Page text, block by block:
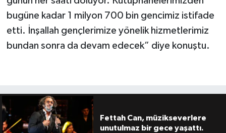
bugüne kadar 1 milyon 700 bin gencimiz istifade
etti. İnşallah gençlerimize yönelik hizmetlerimiz
bundan sonra da devam edecek” diye konuştu.
Fettah Can, müzikseverlere
unutulmaz bir gece yaşattı.